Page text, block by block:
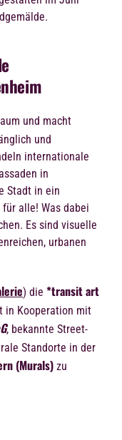
und macht
und
internationale
in
Stadt in ein
alle! Was dabei
Es sind visuelle
urbanen
) die *transit art
in Kooperation mit
, bekannte Street-
Standorte in der
(Murals) zu